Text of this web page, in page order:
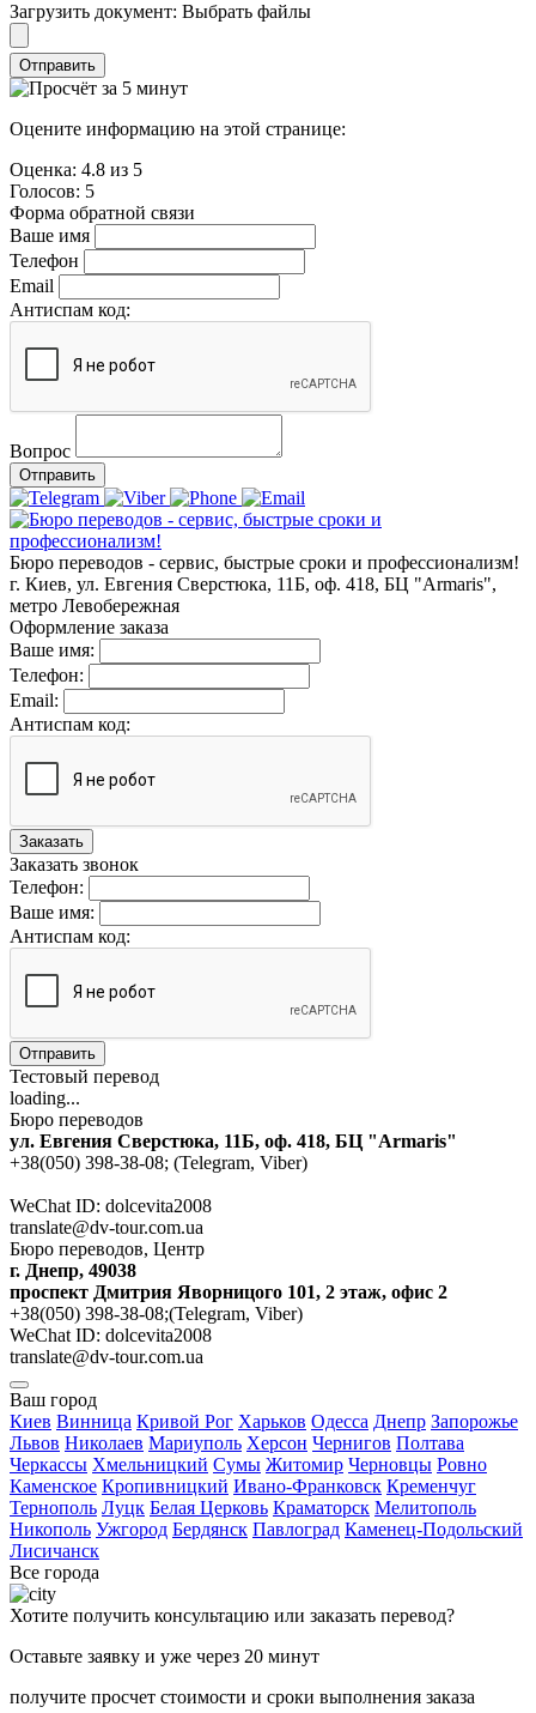
Загрузить документ: Выбрать файлы
Отправить
Оцените информацию на этой странице:
Оценка: 4.8 из 5
Голосов: 5
Форма обратной связи
Ваше имя
Телефон
Email
Антиспам код:
Вопрос
Отправить
Бюро переводов - сервис, быстрые сроки и профессионализм!
г. Киев, ул. Евгения Сверстюка, 11Б, оф. 418, БЦ "Armaris",
метро Левобережная
Оформление заказа
Ваше имя:
Телефон:
Email:
Антиспам код:
Заказать
Заказать звонок
Телефон:
Ваше имя:
Антиспам код:
Отправить
Тестовый перевод
loading...
Бюро переводов
ул. Евгения Сверстюка, 11Б, оф. 418, БЦ "Armaris"
+38(050) 398-38-08; (Telegram, Viber)
WeChat ID: dolcevita2008
translate@dv-tour.com.ua
Бюро переводов, Центр
г. Днепр, 49038
проспект Дмитрия Яворницого 101, 2 этаж, офис 2
+38(050) 398-38-08;(Telegram, Viber)
WeChat ID: dolcevita2008
translate@dv-tour.com.ua
Ваш город
Киев Винница Кривой Рог Харьков Одесса Днепр Запорожье
Львов Николаев Мариуполь Херсон Чернигов Полтава
Черкассы Хмельницкий Сумы Житомир Черновцы Ровно
Каменское Кропивницкий Ивано-Франковск Кременчуг
Тернополь Луцк Белая Церковь Краматорск Мелитополь
Никополь Ужгород Бердянск Павлоград Каменец-Подольский
Лисичанск
Все города
Хотите получить консультацию или заказать перевод?
Оставьте заявку и уже через 20 минут
получите просчет стоимости и сроки выполнения заказа